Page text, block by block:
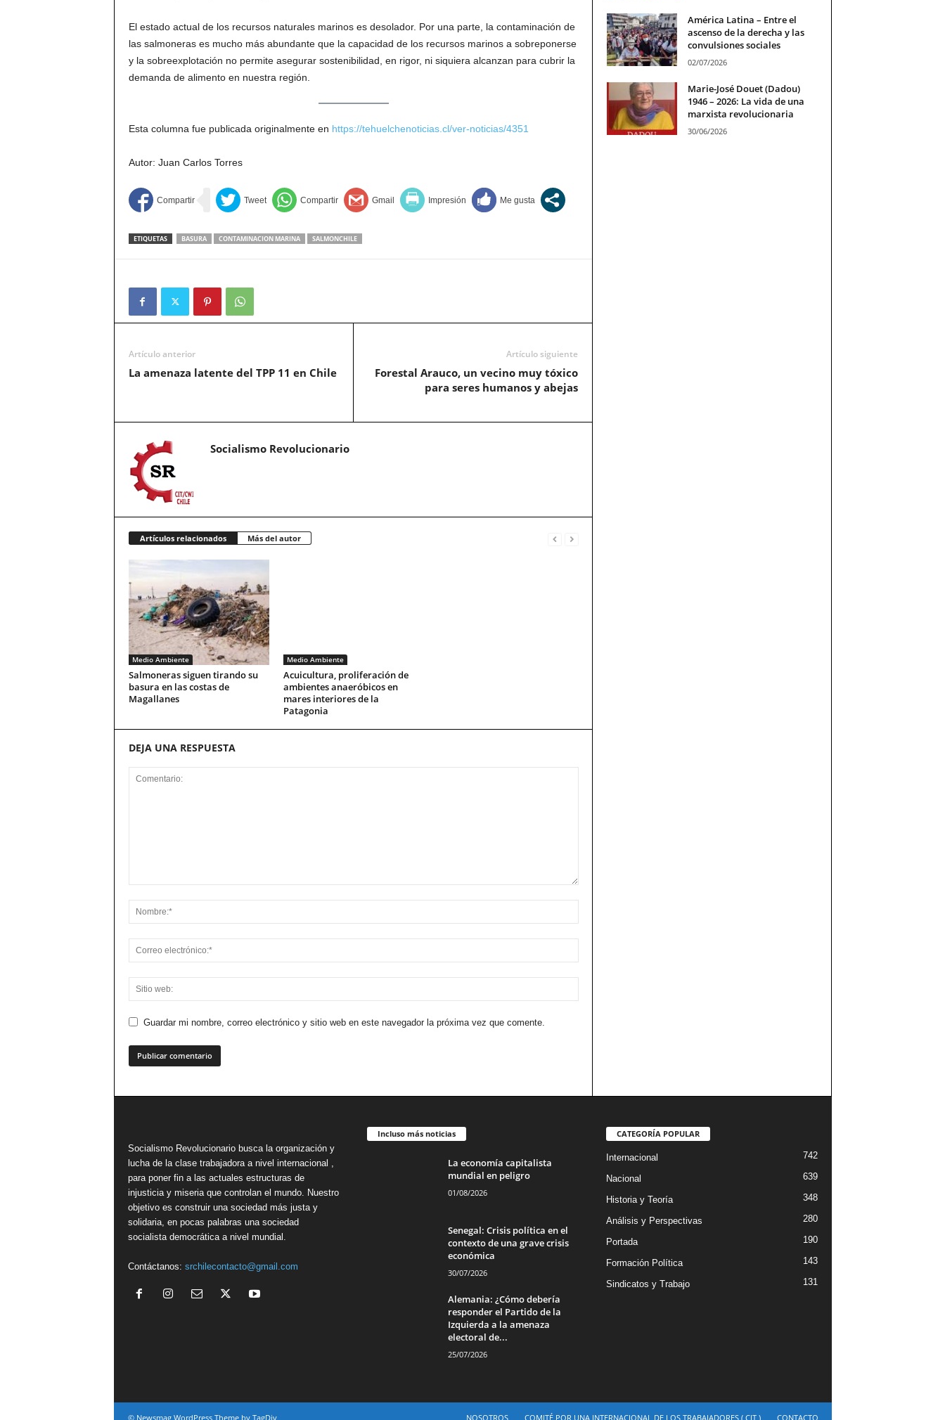
El estado actual de los recursos naturales marinos es desolador. Por una parte, la contaminación de
las salmoneras es mucho más abundante que la capacidad de los recursos marinos a sobreponerse
y la sobreexplotación no permite asegurar sostenibilidad, en rigor, ni siquiera alcanzan para cubrir la
demanda de alimento en nuestra región.
Esta columna fue publicada originalmente en https://tehuelchenoticias.cl/ver-noticias/4351
Autor: Juan Carlos Torres
ETIQUETAS BASURA CONTAMINACION MARINA SALMONCHILE
Artículo anterior
La amenaza latente del TPP 11 en Chile
Artículo siguiente
Forestal Arauco, un vecino muy tóxico
para seres humanos y abejas
Socialismo Revolucionario
Artículos relacionados Más del autor
Medio Ambiente
Salmoneras siguen tirando su
basura en las costas de
Magallanes
Medio Ambiente
Acuicultura, proliferación de
ambientes anaeróbicos en
mares interiores de la
Patagonia
DEJA UNA RESPUESTA
Guardar mi nombre, correo electrónico y sitio web en este navegador la próxima vez que comente.
América Latina – Entre el
ascenso de la derecha y las
convulsiones sociales
02/07/2026
Marie-José Douet (Dadou)
1946 – 2026: La vida de una
marxista revolucionaria
30/06/2026
Socialismo Revolucionario busca la organización y
lucha de la clase trabajadora a nivel internacional ,
para poner fin a las actuales estructuras de
injusticia y miseria que controlan el mundo. Nuestro
objetivo es construir una sociedad más justa y
solidaria, en pocas palabras una sociedad
socialista democrática a nivel mundial.
Contáctanos: srchilecontacto@gmail.com
Incluso más noticias
La economía capitalista
mundial en peligro
01/08/2026
Senegal: Crisis política en el
contexto de una grave crisis
económica
30/07/2026
Alemania: ¿Cómo debería
responder el Partido de la
Izquierda a la amenaza
electoral de...
25/07/2026
CATEGORÍA POPULAR
Internacional 742
Nacional 639
Historia y Teoría 348
Análisis y Perspectivas 280
Portada 190
Formación Política 143
Sindicatos y Trabajo 131
NOSOTROS COMITÉ POR UNA INTERNACIONAL DE LOS TRABAJADORES ( CIT ) CONTACTO
© Newsmag WordPress Theme by TagDiv